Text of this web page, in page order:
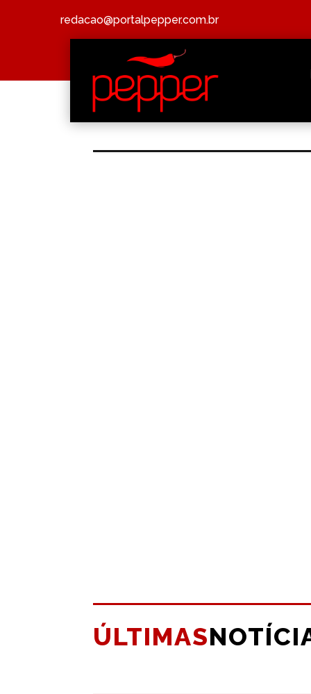
redacao@portalpepper.com.br
ÚLTIMAS